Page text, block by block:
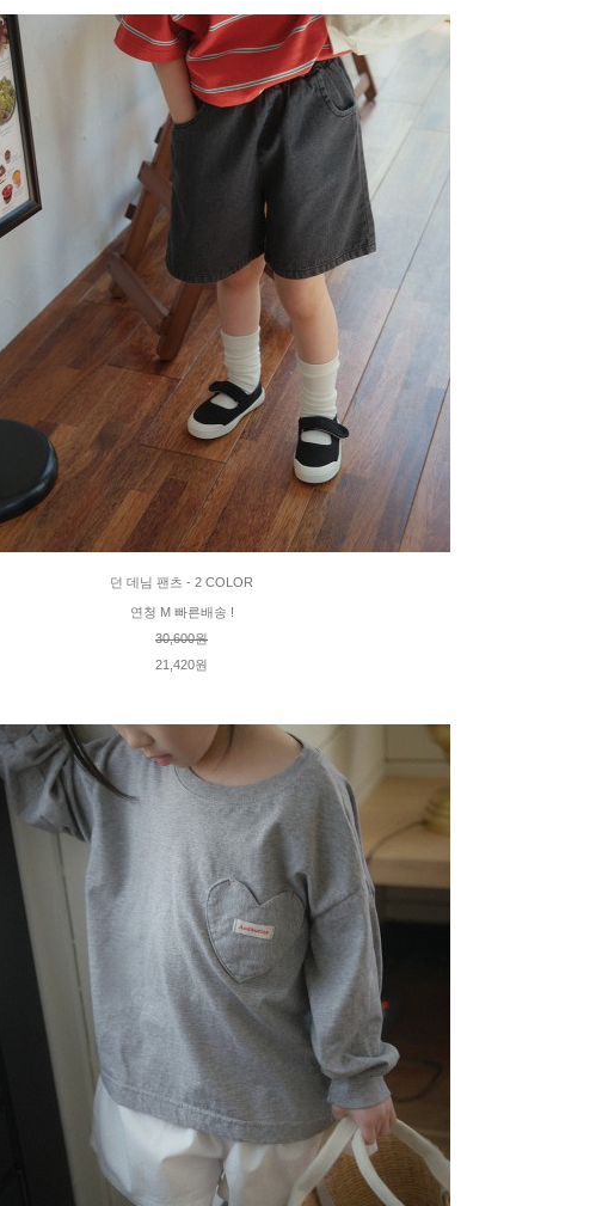
던 데님 팬츠 - 2 COLOR
연청 M 빠른배송 !
30,600원
21,420원